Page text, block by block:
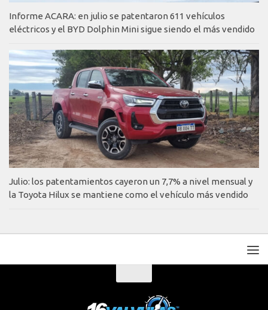
Informe ACARA: en julio se patentaron 611 vehículos
eléctricos y el BYD Dolphin Mini sigue siendo el más vendido
Julio: los patentamientos cayeron un 7,7% a nivel mensual y
la Toyota Hilux se mantiene como el vehículo más vendido